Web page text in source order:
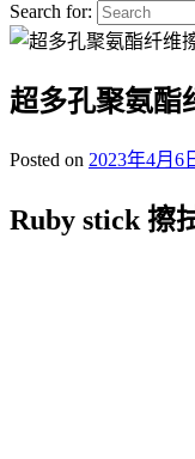
Search for:
超多孔聚氨酯
Posted on 2023年4月6
Ruby stick 擦